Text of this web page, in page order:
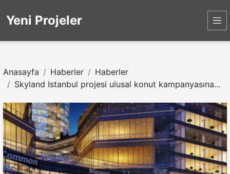
Yeni Projeler
Anasayfa Haberler
Haberler
Skyland Istanbul projesi ulusal konut kampanyasına...